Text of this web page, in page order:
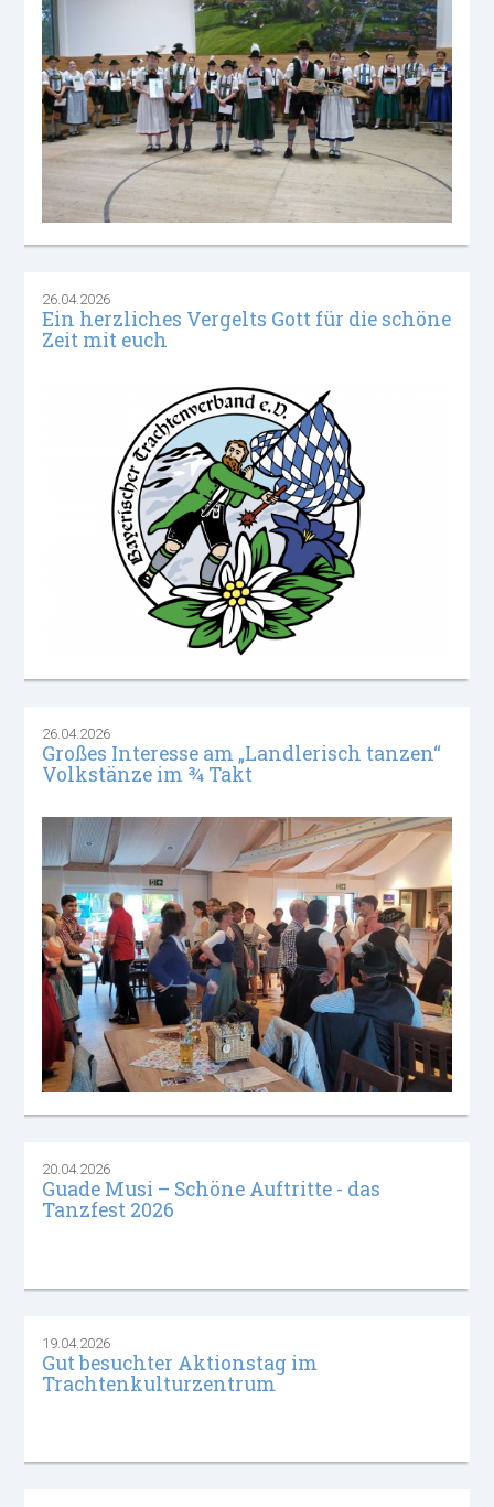
26.04.2026
Ein herzliches Vergelts Gott für die schöne
Zeit mit euch
26.04.2026
Großes Interesse am „Landlerisch tanzen“
Volkstänze im ¾ Takt
20.04.2026
Guade Musi – Schöne Auftritte - das
Tanzfest 2026
19.04.2026
Gut besuchter Aktionstag im
Trachtenkulturzentrum